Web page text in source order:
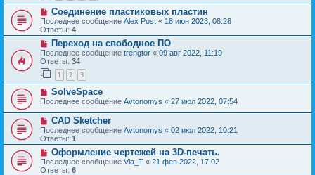
Соединение пластиковых пластин
Последнее сообщение Alex Post « 18 июн 2023, 08:28
Ответы: 4
Переход на свободное ПО
Последнее сообщение trengtor « 09 авг 2022, 11:19
Ответы: 34
1 2 3
SolveSpace
Последнее сообщение Avtonomys « 27 июл 2022, 07:54
CAD Sketcher
Последнее сообщение Avtonomys « 02 июл 2022, 10:21
Ответы: 1
Оформление чертежей на 3D-печать.
Последнее сообщение Via_T « 21 фев 2022, 17:02
Ответы: 6